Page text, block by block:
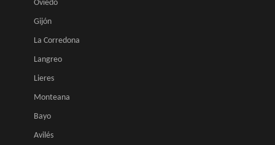
Oviedo
Gijón
La Corredona
Langreo
Lieres
Monteana
Bayo
Avilés